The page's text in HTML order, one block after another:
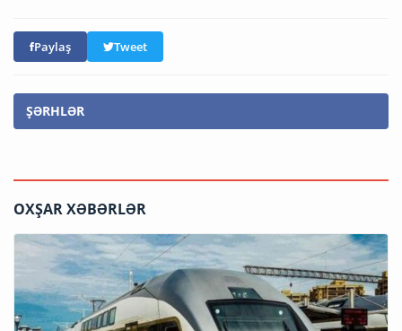
Paylaş Tweet
ŞƏRHLƏR
OXŞAR XƏBƏRLƏR